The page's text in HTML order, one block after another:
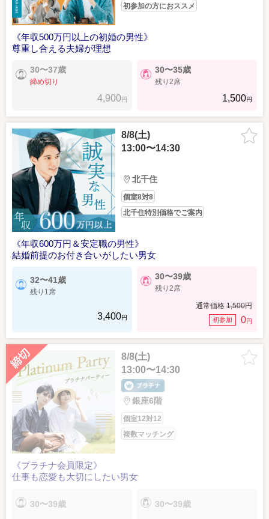
初参加の方におススメ
《年収500万円以上の初婚の男性》
尊重し合える夫婦が理想
30〜37歳
締め切り
4,900円
30〜35歳
残り2席
1,500円
8/8(土)
13:00〜14:30
北千住
個室8対8
北千住特別価格でご案内
《年収600万円＆安定職の男性》
結婚前提のお付き合いがしたい男女
32〜41歳
残り1席
3,400円
30〜39歳
残り2席
通常価格 1,500円
初参加 0円
8/8(土)
13:00〜14:30
銀座6階
個室12対12
複数マッチング
《プラチナ会員限定》
仕事も恋愛も大切にしたい男女
30〜39歳 30〜39歳